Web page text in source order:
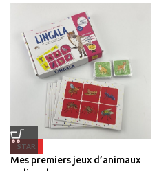
STAR
Mes premiers jeux d’animaux